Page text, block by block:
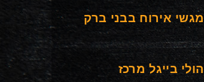
מגשי אירוח בבני ברק
הולי בייגל מרכז